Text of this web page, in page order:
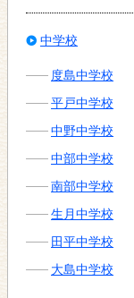
中学校
度島中学校
平戸中学校
中野中学校
中部中学校
南部中学校
生月中学校
田平中学校
大島中学校